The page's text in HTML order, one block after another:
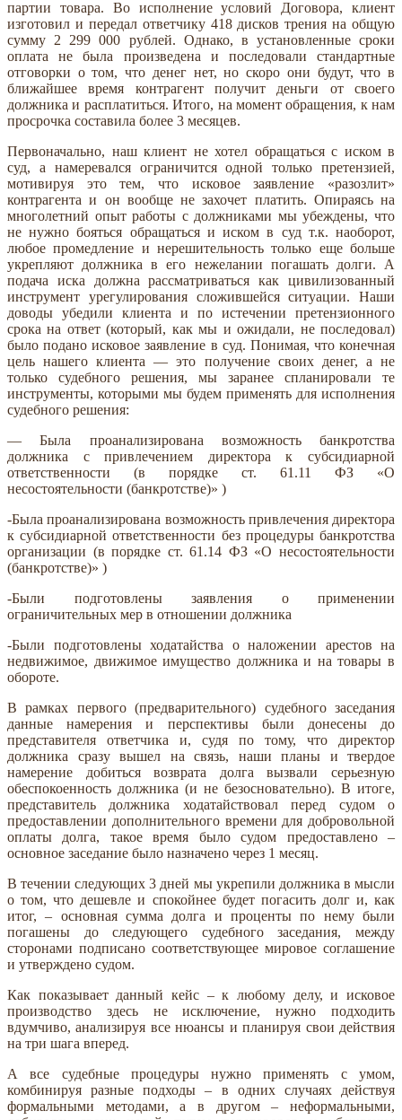
партии товара. Во исполнение условий Договора, клиент
изготовил и передал ответчику 418 дисков трения на общую
сумму 2 299 000 рублей. Однако, в установленные сроки
оплата не была произведена и последовали стандартные
отговорки о том, что денег нет, но скоро они будут, что в
ближайшее время контрагент получит деньги от своего
должника и расплатиться. Итого, на момент обращения, к нам
просрочка составила более 3 месяцев.
Первоначально, наш клиент не хотел обращаться с иском в
суд, а намеревался ограничится одной только претензией,
мотивируя это тем, что исковое заявление «разозлит»
контрагента и он вообще не захочет платить. Опираясь на
многолетний опыт работы с должниками мы убеждены, что
не нужно бояться обращаться и иском в суд т.к. наоборот,
любое промедление и нерешительность только еще больше
укрепляют должника в его нежелании погашать долги. А
подача иска должна рассматриваться как цивилизованный
инструмент урегулирования сложившейся ситуации. Наши
доводы убедили клиента и по истечении претензионного
срока на ответ (который, как мы и ожидали, не последовал)
было подано исковое заявление в суд. Понимая, что конечная
цель нашего клиента — это получение своих денег, а не
только судебного решения, мы заранее спланировали те
инструменты, которыми мы будем применять для исполнения
судебного решения:
— Была проанализирована возможность банкротства
должника с привлечением директора к субсидиарной
ответственности (в порядке ст. 61.11 ФЗ «О
несостоятельности (банкротстве)» )
-Была проанализирована возможность привлечения директора
к субсидиарной ответственности без процедуры банкротства
организации (в порядке ст. 61.14 ФЗ «О несостоятельности
(банкротстве)» )
-Были подготовлены заявления о применении
ограничительных мер в отношении должника
-Были подготовлены ходатайства о наложении арестов на
недвижимое, движимое имущество должника и на товары в
обороте.
В рамках первого (предварительного) судебного заседания
данные намерения и перспективы были донесены до
представителя ответчика и, судя по тому, что директор
должника сразу вышел на связь, наши планы и твердое
намерение добиться возврата долга вызвали серьезную
обеспокоенность должника (и не безосновательно). В итоге,
представитель должника ходатайствовал перед судом о
предоставлении дополнительного времени для добровольной
оплаты долга, такое время было судом предоставлено –
основное заседание было назначено через 1 месяц.
В течении следующих 3 дней мы укрепили должника в мысли
о том, что дешевле и спокойнее будет погасить долг и, как
итог, – основная сумма долга и проценты по нему были
погашены до следующего судебного заседания, между
сторонами подписано соответствующее мировое соглашение
и утверждено судом.
Как показывает данный кейс – к любому делу, и исковое
производство здесь не исключение, нужно подходить
вдумчиво, анализируя все нюансы и планируя свои действия
на три шага вперед.
А все судебные процедуры нужно применять с умом,
комбинируя разные подходы – в одних случаях действуя
формальными методами, а в другом – неформальными,